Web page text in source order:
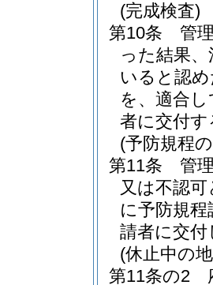
(完成検査)
第10条
管
った結果
いると認
を、適合
者に交付
(予防規程
第11条
管
又は不認
に予防規
請者に交
(休止中の
第11条の2